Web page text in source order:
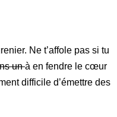
Ne t’affole pas si tu
unà en fendre le cœur
difficile d’émettre des